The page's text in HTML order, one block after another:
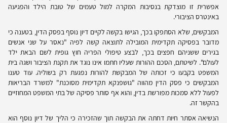
אפשרית זו מוצדקת בנסיבות המקרה למול טעמים של טובת הילד והפגיעה
באינטרס הציבורי.
המבקשים, שלא הסתפקו בכך, הגישו בקשה לקיים דיון נוסף בפסק הדין, בטענה כי
מדובר בפסיקה תקדימית המובילה לתוצאה קשה לפיה "נאסר על שני אנשים
בגירים ששניהם חפצים בכך, לבצע טיפולי הפריה חוץ גופית לשם הבאת ילד
לעולם". לשיטתם, הסכם ההורות שעליו חתמו אינו נוגד את תקנת הציבור ושגה בית
המשפט בקבעו כי זכותה של המבקשת להורות נפגעת רק בשוליה. עוד טענו
המבקשים כי פסק הדין מהווה "גושפנקא תקדימית מסוכנת" למשרד הבריאות
לפעול ללא סמכות מפורשת בדין, והוא אף סותר פסיקה של בתי המשפט המחוזיים
בהקשר זה.
הנשיאה אסתר חיות דחתה את הבקשה תוך שהזכירה כי הליך של דיון נוסף הוא